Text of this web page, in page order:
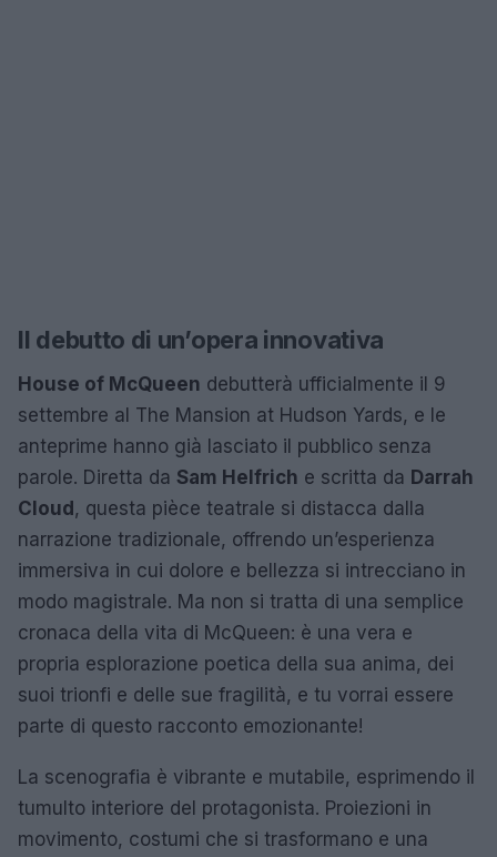
Il debutto di un’opera innovativa
House of McQueen debutterà ufficialmente il 9
settembre al The Mansion at Hudson Yards, e le
anteprime hanno già lasciato il pubblico senza
parole. Diretta da Sam Helfrich e scritta da Darrah
Cloud, questa pièce teatrale si distacca dalla
narrazione tradizionale, offrendo un’esperienza
immersiva in cui dolore e bellezza si intrecciano in
modo magistrale. Ma non si tratta di una semplice
cronaca della vita di McQueen: è una vera e
propria esplorazione poetica della sua anima, dei
suoi trionfi e delle sue fragilità, e tu vorrai essere
parte di questo racconto emozionante!
La scenografia è vibrante e mutabile, esprimendo il
tumulto interiore del protagonista. Proiezioni in
movimento, costumi che si trasformano e una